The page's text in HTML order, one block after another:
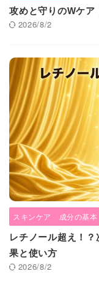
攻めと守りのWケア
2026/8/2
スキンケア 成分の基本
レチノール超え！
果と使い方
2026/8/2